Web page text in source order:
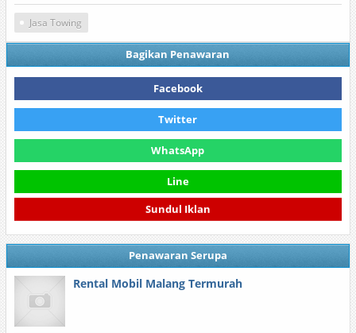
Jasa Towing
Bagikan Penawaran
Facebook
Twitter
WhatsApp
Line
Sundul Iklan
Penawaran Serupa
Rental Mobil Malang Termurah